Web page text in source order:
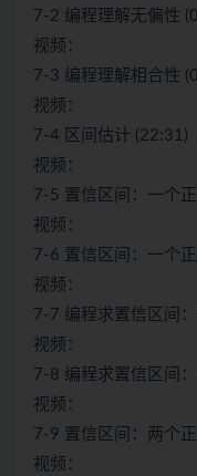
7-2 编程理解无偏性
视频：
7-3 编程理解相合性
视频：
7-4 区间估计 (22:31)
视频：
7-5 置信区间：一个
视频：
7-6 置信区间：一个
视频：
7-7 编程求置信区间
视频：
7-8 编程求置信区间
视频：
7-9 置信区间：两个
视频：